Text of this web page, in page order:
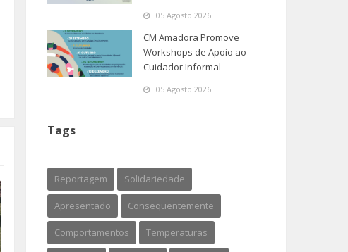
05 Agosto 2026
CM Amadora Promove
Workshops de Apoio ao
Cuidador Informal
05 Agosto 2026
Tags
Reportagem Solidariedade
Apresentado Consequentemente
Comportamentos Temperaturas